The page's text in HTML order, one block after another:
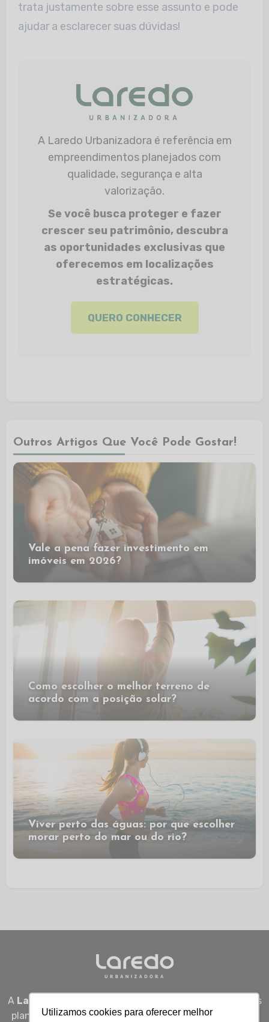
Utilizamos cookies para oferecer melhor
trata justamente sobre esse assunto e pode
ajudar a esclarecer suas dúvidas!
A Laredo Urbanizadora é referência em
empreendimentos planejados com
qualidade, segurança e alta
valorização.
Se você busca proteger e fazer
crescer seu patrimônio, descubra
as oportunidades exclusivas que
oferecemos em localizações
estratégicas.
QUERO CONHECER
Outros Artigos Que Você Pode Gostar!
Vale a pena fazer investimento em
imóveis em 2026?
Como escolher o melhor terreno de
acordo com a posição solar?
Viver perto das águas: por que escolher
morar perto do mar ou do rio?
A Laredo Urbanizadora
desenvolve empreendimentos
planejados em Sergipe, unindo qualidade, segurança e